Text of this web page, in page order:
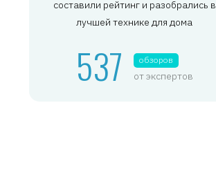
составили рейтинг и разобрались в
лучшей технике для дома
537 обзоров
от экспертов